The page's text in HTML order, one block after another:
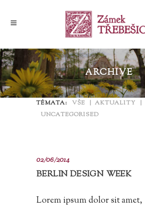
ARCHIVE
TÉMATA: VŠE AKTUALITY
UNCATEGORISED
02/06/2014
BERLIN DESIGN WEEK
Lorem ipsum dolor sit amet,